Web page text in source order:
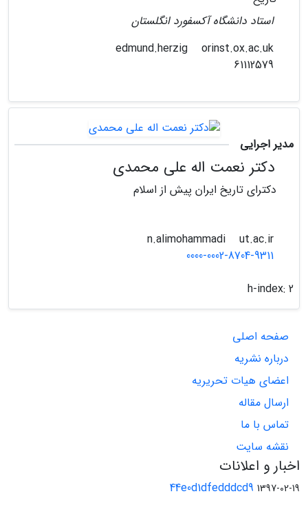
استاد دانشگاه آکسفورد انگلستان
orinst.ox.ac.uk
مدیر اجرایی
دکتر نعمت اله علی محمدی
دکترای تاریخ ایران پیش از اسلام
ut.ac.ir
0000-0002-8704-9311
h-index: 2
صفحه اصلی
درباره نشریه
اعضای هیات تحریریه
ارسال مقاله
تماس با ما
نقشه سایت
اخبار و اعلانات
44e0d1dfedddcd9 1397-02-19